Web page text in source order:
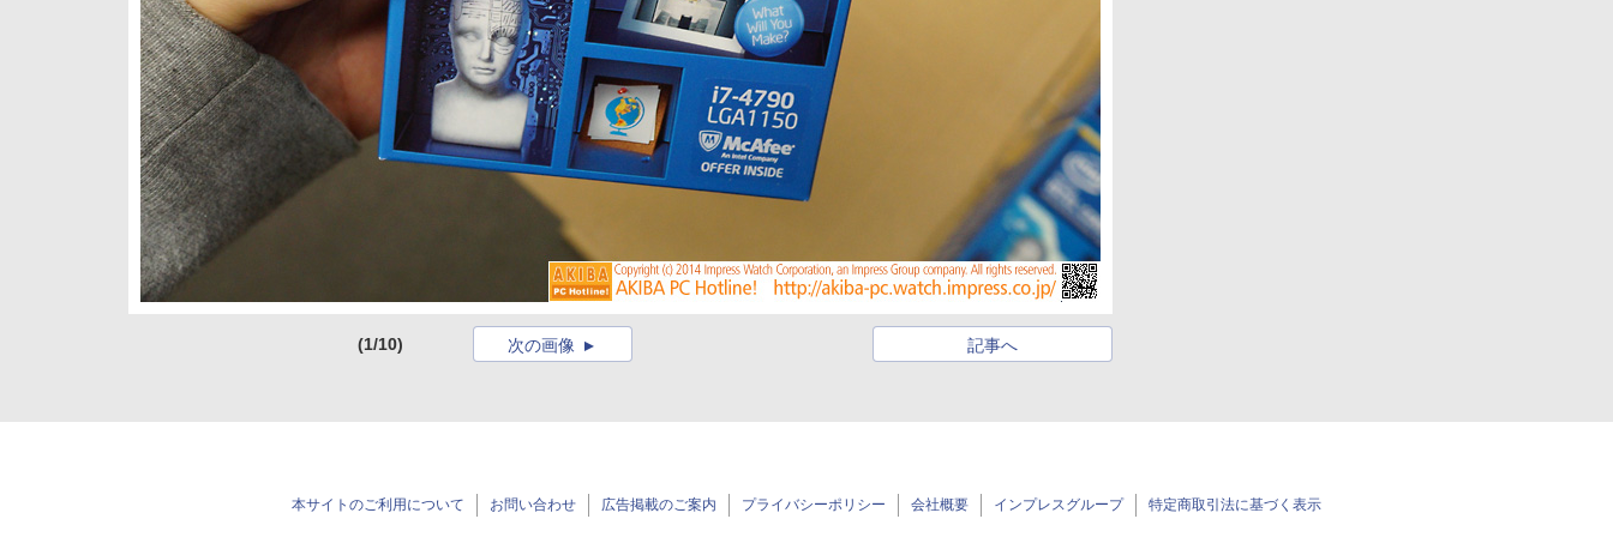
(1/10) 記事へ
次の画像
本サイトのご利用について お問い合わせ 広告掲載のご案内 プライバシーポリシー 会社概要 インプレスグループ 特定商取引法に基づく表示